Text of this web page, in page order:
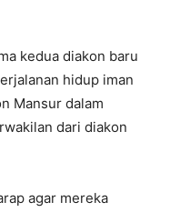
kedua diakon baru
hidup iman
Mansur dalam
dari diakon
agar mereka